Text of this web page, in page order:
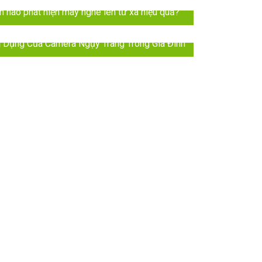
nào phát hiện máy nghe lén từ xa hiệu quả?
Dụng Của Camera Ngụy Trang Trong Gia Đình